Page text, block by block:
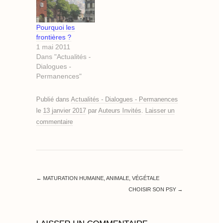
Pourquoi les
frontières ?
1 mai 2011
Dans "Actualités -
Dialogues -
Permanences"
Publié dans Actualités - Dialogues - Permanences
le 13 janvier 2017 par Auteurs Invités. Laisser un
commentaire
← MATURATION HUMAINE, ANIMALE, VÉGÉTALE
CHOISIR SON PSY →